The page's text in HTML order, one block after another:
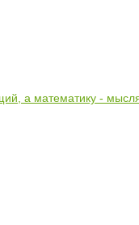
а математику -